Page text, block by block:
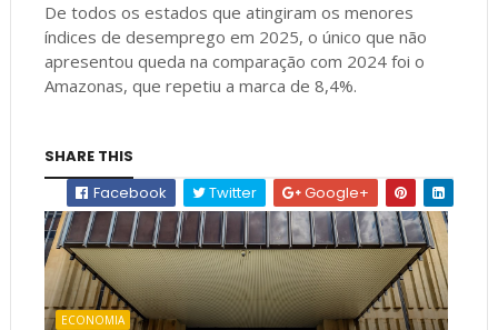
De todos os estados que atingiram os menores
índices de desemprego em 2025, o único que não
apresentou queda na comparação com 2024 foi o
Amazonas, que repetiu a marca de 8,4%.
SHARE THIS
Facebook
Twitter Google+
ECONOMIA